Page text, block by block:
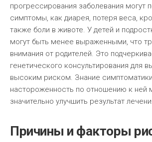
прогрессирования заболевания могут
симптомы, как диарея, потеря веса,
также боли в животе. У детей и
могут быть менее выраженными, что
внимания от родителей. Это
генетического консультирования для
высоким риском. Знание
настороженность по отношению к ней
значительно улучшить результат
Причины и факторы